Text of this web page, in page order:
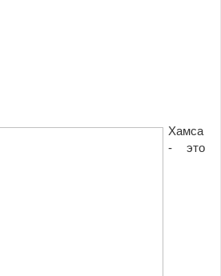
Хамса
- это